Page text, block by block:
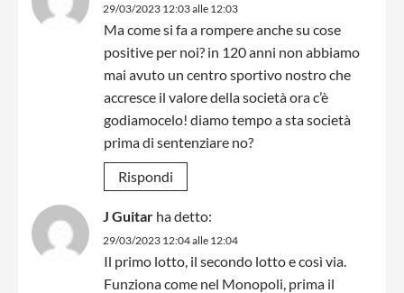
29/03/2023 12:03 alle 12:03
Ma come si fa a rompere anche su cose
positive per noi? in 120 anni non abbiamo
mai avuto un centro sportivo nostro che
accresce il valore della società ora c’è
godiamocelo! diamo tempo a sta società
prima di sentenziare no?
Rispondi
J Guitar ha detto:
29/03/2023 12:04 alle 12:04
Il primo lotto, il secondo lotto e così via.
Funziona come nel Monopoli, prima il